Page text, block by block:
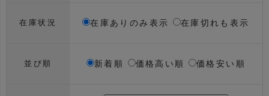
在庫状況 在庫ありのみ表示 在庫切れも表示
並び順 新着順 価格高い順 価格安い順